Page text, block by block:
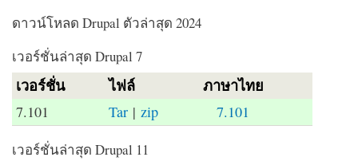
ดาวน์โหลด Drupal ตัวล่าสุด 2024
เวอร์ชั่นล่าสุด Drupal 7
เวอร์ชั่น ไฟล์ ภาษาไทย
7.101 Tar |zip 7.101
เวอร์ชั่นล่าสุด Drupal 11